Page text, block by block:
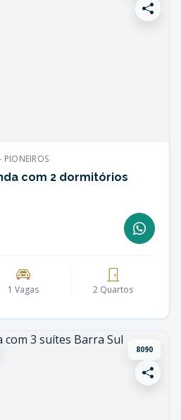
com 2 dormitórios
1 Vagas 2 Quartos
8090